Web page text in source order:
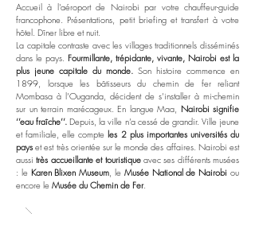
Accueil à l'aéroport de Nairobi par votre chauffeur-guide
francophone. Présentations, petit briefing et transfert à votre
hôtel. Dîner libre et nuit.
La capitale contraste avec les villages traditionnels disséminés
dans le pays. Fourmillante, trépidante, vivante, Nairobi est la
plus jeune capitale du monde. Son histoire commence en
1899, lorsque les bâtisseurs du chemin de fer reliant
Mombasa à l’Ouganda, décident de s’installer à mi-chemin
sur un terrain marécageux. En langue Maa, Nairobi signifie
‘’eau fraîche’’. Depuis, la ville n’a cessé de grandir. Ville jeune
et familiale, elle compte les 2 plus importantes universités du
payset est très orientée sur le monde des affaires. Nairobi est
aussi très accueillante et touristiqueavec ses différents musées
: le Karen Blixen Museum, le Musée National de Nairobi ou
encore le Musée du Chemin de Fer.